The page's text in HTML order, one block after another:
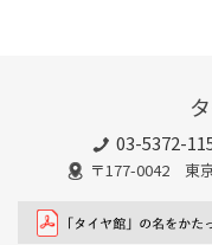
03-5372-
〒177-0042 東